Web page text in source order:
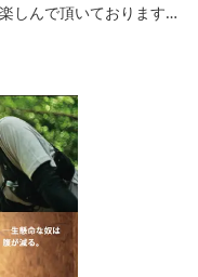
しんで頂いております。